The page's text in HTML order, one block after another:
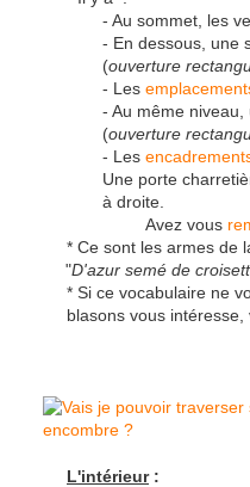
- Au sommet, les
- En dessous, une
(ouverture
- Les
- Au même
(ouverture
- Les
Une porte
à droite.
Avez vous
* Ce sont les armes de
"D'azur semé de
* Si ce vocabulaire ne
blasons vous intéresse,
L'intérieur: